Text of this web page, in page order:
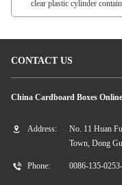
clear plastic cylinder
CONTACT US
China Cardboard Boxes
Address:
No. 11 Huan
Town, Dong
Phone: 0086-135-